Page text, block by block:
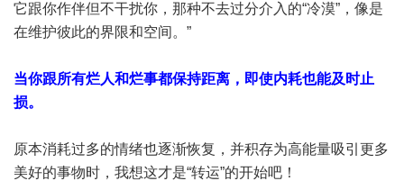
它跟你作伴但不干扰你，那种不去过分介入的“冷漠”，像是
在维护彼此的界限和空间。”
当你跟所有烂人和烂事都保持距离，即使内耗也能及时止
损。
原本消耗过多的情绪也逐渐恢复，并积存为高能量吸引更多
美好的事物时，我想这才是“转运”的开始吧！